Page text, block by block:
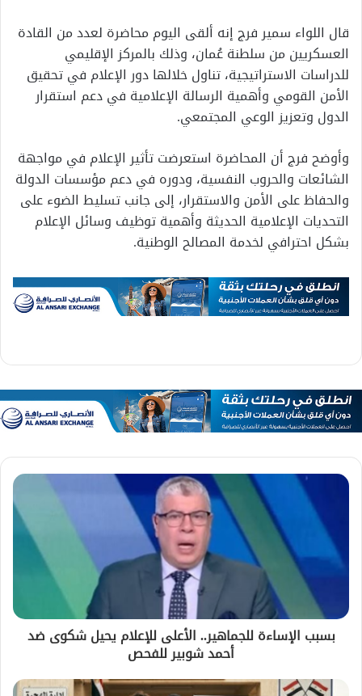
قال اللواء سمير فرج إنه ألقى اليوم محاضرة لعدد من القادة
العسكريين من سلطنة عُمان، وذلك بالمركز الإقليمي
للدراسات الاستراتيجية، تناول خلالها دور الإعلام في تحقيق
الأمن القومي وأهمية الرسالة الإعلامية في دعم استقرار
الدول وتعزيز الوعي المجتمعي.
وأوضح فرج أن المحاضرة استعرضت تأثير الإعلام في مواجهة
الشائعات والحروب النفسية، ودوره في دعم مؤسسات الدولة
والحفاظ على الأمن والاستقرار، إلى جانب تسليط الضوء على
التحديات الإعلامية الحديثة وأهمية توظيف وسائل الإعلام
بشكل احترافي لخدمة المصالح الوطنية.
بسبب الإساءة للجماهير.. الأعلى للإعلام يحيل شكوى ضد
أحمد شوبير للفحص